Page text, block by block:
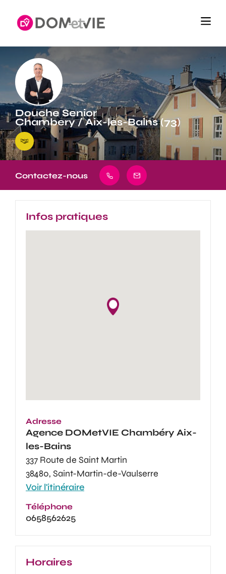
Douche Senior
Chambery / Aix-les-Bains (73)
Contactez-nous
Infos pratiques
Adresse
Agence DOMetVIE Chambéry Aix-
les-Bains
337 Route de Saint Martin
38480, Saint-Martin-de-Vaulserre
Voir l'itinéraire
Téléphone
0658562625
Horaires